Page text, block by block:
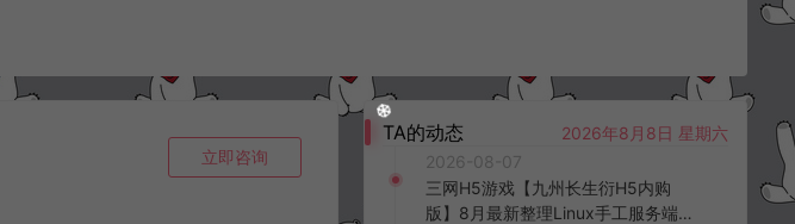
立即咨询
TA的动态
2026年8月8日 星期六
2026-08-07
三网H5游戏【九州长生衍H5内购
版】8月最新整理Linux手工服务端